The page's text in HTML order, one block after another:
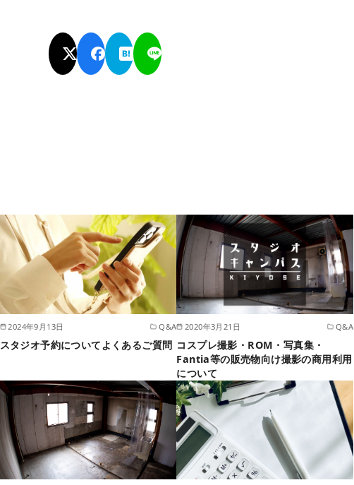
2024年9月13日 Q&A
スタジオ予約についてよくあるご質問
2020年3月21日 Q&A
コスプレ撮影・ROM・写真集・
Fantia等の販売物向け撮影の商用利用
について